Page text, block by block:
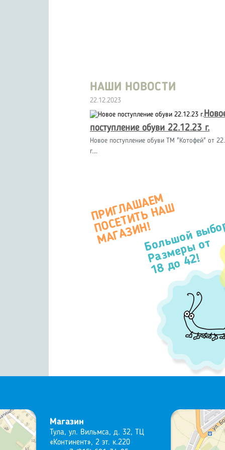
НАШИ НОВОСТИ
22.12.2023
поступление обуви 22.12.23 г.
Новое поступление обуви ТМ "Котофей" от
г.…
П
Р
И
Г
Л
А
Ш
А
Е
М
П
О
С
Е
Т
И
Т
Ь
Н
А
Ш
М
А
Г
А
З
И
Н!Большой
Размеры от
18 до 42!
Магазин
Тула, ул. Вильмса, д. 32, ТЦ
«Континент», 2 эт. к.220